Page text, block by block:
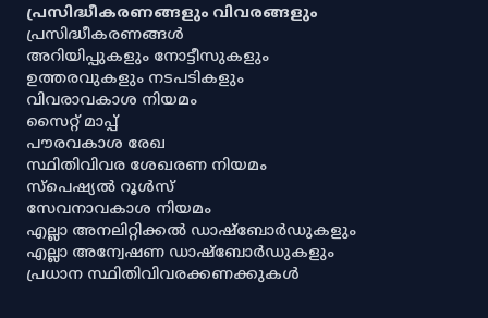
പ്രസിദ്ധീകരണങ്ങളും വിവരങ്ങളും
പ്രസിദ്ധീകരണങ്ങൾ
അറിയിപ്പുകളും നോട്ടീസുകളും
ഉത്തരവുകളും നടപടികളും
വിവരാവകാശ നിയമം
സൈറ്റ് മാപ്പ്
പൗരവകാശ രേഖ
സ്ഥിതിവിവര ശേഖരണ നിയമം
സ്‌പെഷ്യൽ റൂൾസ്
സേവനാവകാശ നിയമം
എല്ലാ അനലിറ്റിക്കൽ ഡാഷ്‌ബോർഡുകളും
എല്ലാ അന്വേഷണ ഡാഷ്‌ബോർഡുകളും
പ്രധാന സ്ഥിതിവിവരക്കണക്കുകൾ